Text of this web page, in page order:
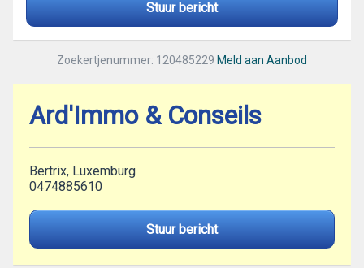
Stuur bericht
Zoekertjenummer: 120485229 Meld aan Aanbod
Ard'Immo & Conseils
Bertrix, Luxemburg
0474885610
Stuur bericht